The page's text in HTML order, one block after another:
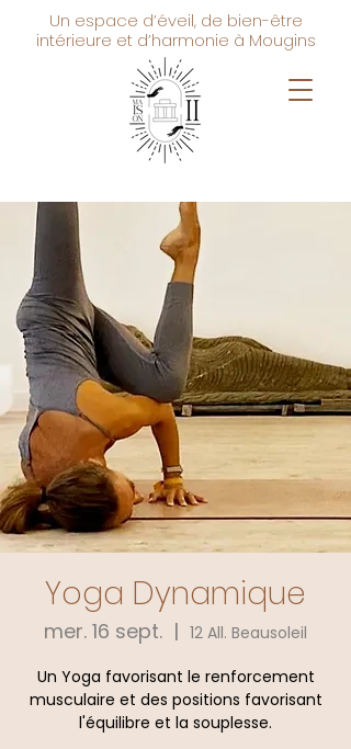
Un espace d’éveil, de bien-être
intérieure et d’harmonie à Mougins
Yoga Dynamique
mer. 16 sept.
  |
12 All. Beausoleil
Un Yoga favorisant le renforcement
musculaire et des positions favorisant
l'équilibre et la souplesse.